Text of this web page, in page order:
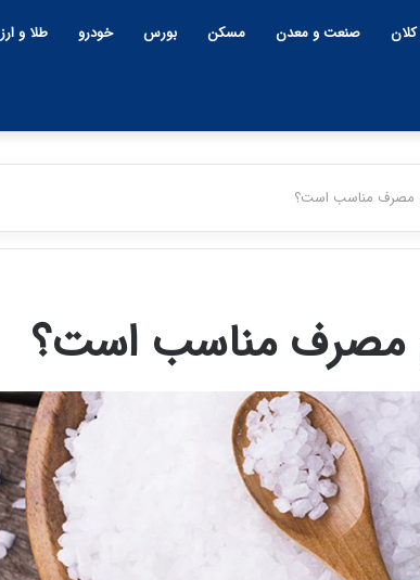
صنعت و معدن مسکن بورس خودرو طلا و ارز
مصرف مناسب است؟
مصرف مناسب است؟